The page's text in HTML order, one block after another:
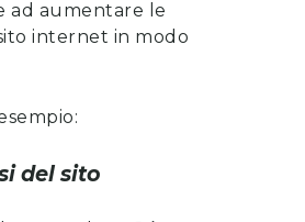
ad aumentare le
internet in modo
del sito